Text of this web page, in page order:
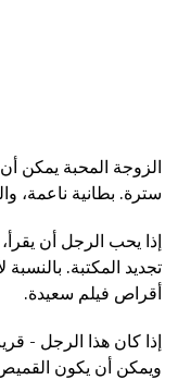
الزوجة المحبة يمكن
سترة. بطانية ناعمة،
إذا يحب الرجل أن
تجديد المكتبة.
أقراص فيلم سعيدة.
إذا كان هذا الرجل -
ويمكن أن يكون القميص